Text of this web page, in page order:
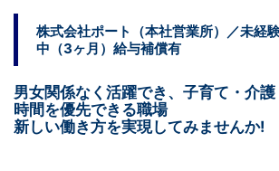
株式会社ポート（本社営業所）／未経
中（3ヶ月）給与補償有
男女関係なく活躍でき、子育て・介
時間を優先できる職場
新しい働き方を実現してみませんか!